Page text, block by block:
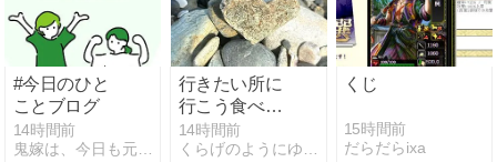
#今日のひと
ことブログ
14時間前
行きたい所に
行こう食べた
いものを食べ
よう楽しく健
14時間前
くじ
15時間前
だらだらixa